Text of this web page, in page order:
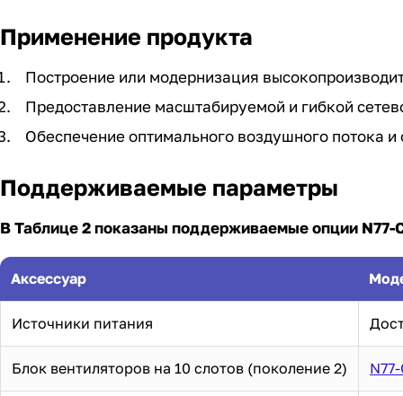
Применение продукта
Построение или модернизация
Предоставление масштабируемой и гибкой
Обеспечение оптимального воздушного потока
Поддерживаемые параметры
В Таблице 2 показаны поддерживаемые опции N77-
Аксессуар
Источники питания
Блок вентиляторов на 10 слотов (поколение 2)